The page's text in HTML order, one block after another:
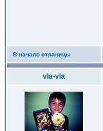
В начало страницы
vla-vla